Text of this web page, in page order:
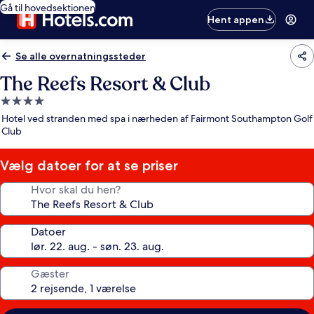
Gå til hovedsektionen
Hent appen
Se alle overnatningssteder
The Reefs Resort & Club
4.0-
stjernet
overnatningssted
Hotel ved stranden med spa i nærheden af Fairmont Southampton Golf
Club
Vælg datoer for at se priser
Hvor skal du hen?
Datoer
Gæster